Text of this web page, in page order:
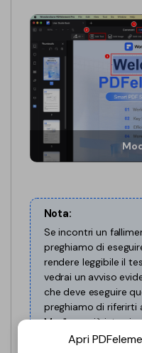
PDF OCR
Extrai dati PDF
Password PDF
Condividi PDF
AI per PDF
Chat con PDF
Traduzione PDF AI
Controllo
Chat con
Rilevatore di
Riscrivi PDF con AI
Legale
Sanità
Finanza
Governo
Pubblicazione
Storie di clienti
Recensioni di clienti
Confronto dei software
Guida utente
PDFelement per
PDFelement per Mac
Nota:
Se incontri un
preghiamo di
rendere leggibile il
vedrai un avviso
che deve eseguire
preghiamo di riferirti
Mac" per più
prima di modificare
Apri